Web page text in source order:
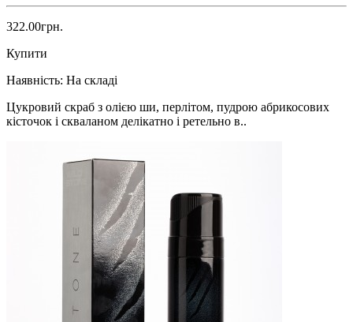
322.00грн.
Купити
Наявність: На складі
Цукровий скраб з олією ши, перлітом, пудрою абрикосових
кісточок і скваланом делікатно і ретельно в..